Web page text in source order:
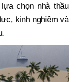
chọn nhà thầu
kinh nghiệm và